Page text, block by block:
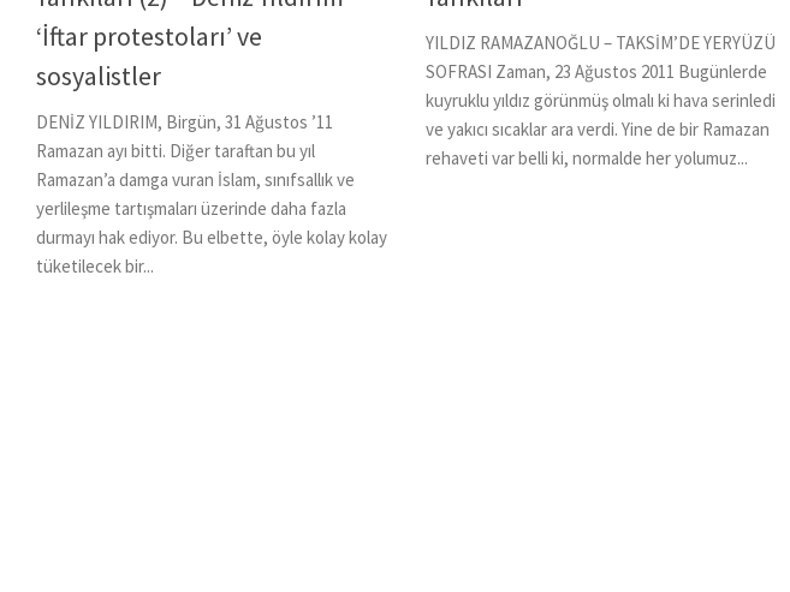
‘İftar protestoları’ ve
sosyalistler
DENİZ YILDIRIM, Birgün, 31 Ağustos ’11
Ramazan ayı bitti. Diğer taraftan bu yıl
Ramazan’a damga vuran İslam, sınıfsallık ve
yerlileşme tartışmaları üzerinde daha fazla
durmayı hak ediyor. Bu elbette, öyle kolay kolay
tüketilecek bir...
YILDIZ RAMAZANOĞLU – TAKSİM’DE YERYÜZÜ
SOFRASI Zaman, 23 Ağustos 2011 Bugünlerde
kuyruklu yıldız görünmüş olmalı ki hava serinledi
ve yakıcı sıcaklar ara verdi. Yine de bir Ramazan
rehaveti var belli ki, normalde her yolumuz...